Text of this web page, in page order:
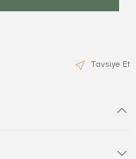
Tavsiye Et